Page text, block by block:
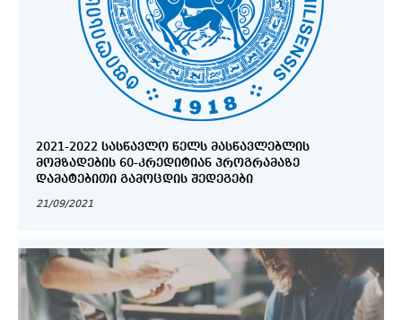
2021-2022 ᲡᲐᲡᲬᲐᲕᲚᲝ ᲬᲔᲚᲡ ᲛᲐᲡᲬᲐᲕᲚᲔᲑᲚᲘᲡ
ᲛᲝᲛᲖᲐᲓᲔᲑᲘᲡ 60-ᲙᲠᲔᲓᲘᲢᲘᲐᲜ ᲞᲠᲝᲒᲠᲐᲛᲐᲖᲔ
ᲓᲐᲛᲐᲢᲔᲑᲘᲗᲘ ᲒᲐᲛᲝᲪᲓᲘᲡ ᲨᲔᲓᲔᲒᲔᲑᲘ
21/09/2021